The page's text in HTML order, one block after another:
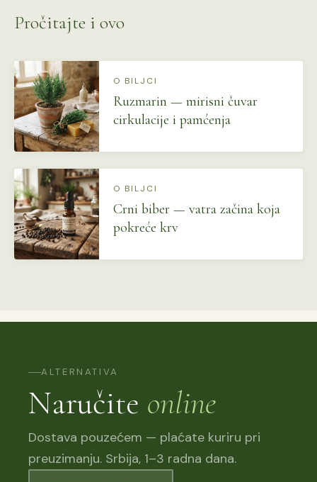
Pročitajte i ovo
O BILJCI
Ruzmarin — mirisni čuvar
cirkulacije i pamćenja
O BILJCI
Crni biber — vatra začina koja
pokreće krv
ALTERNATIVA
Naručite online
Dostava pouzećem — plaćate kuriru pri
preuzimanju. Srbija, 1–3 radna dana.